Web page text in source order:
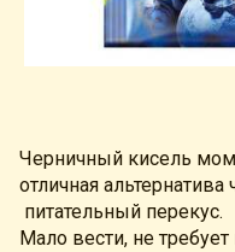
Черничный кисель
отличная
питательный перекус.
Мало вести, не